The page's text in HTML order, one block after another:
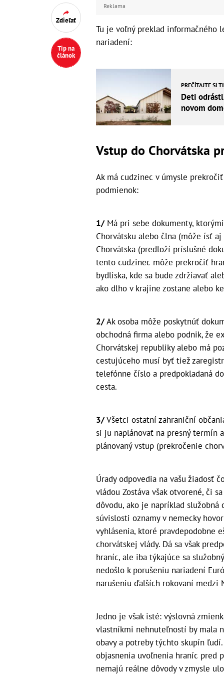
Zdieľať
Tip na
článok
Reklama
Tu je voľný preklad informačného
nariadení:
PREČÍTAJTE SI
Deti
novom
Vstup do Chorvátska
Ak má cudzinec v úmysle
podmienok:
1/ Má pri sebe dokumenty,
Chorvátsku alebo člna (môže ísť
Chorvátska (predloží príslušné
tento cudzinec môže prekročiť
bydliska, kde sa bude zdržiavať
ako dlho v krajine zostane alebo
2/Ak osoba môže poskytnúť
obchodná firma alebo podnik, že
Chorvátskej republiky alebo má
cestujúceho musí byť tiež
telefónne číslo a predpokladaná
cesta.
3/Všetci ostatní zahraniční
si ju naplánovať na presný termín
plánovaný vstup (prekročenie
Úrady odpovedia na vašu žiadosť
vládou Zostáva však otvorené, či
dôvodu, ako je napríklad služobná
súvislosti oznamy v nemecky
vyhlásenia, ktoré pravdepodobne
chorvátskej vlády. Dá sa však
hraníc, ale iba týkajúce sa
nedošlo k porušeniu nariadení
narušeniu ďalších rokovaní medzi
Jedno je však isté: výslovná
vlastníkmi nehnuteľností by mala
obavy a potreby týchto skupín
objasnenia uvoľnenia hraníc pred
nemajú reálne dôvody v zmysle